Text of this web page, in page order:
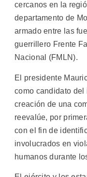
cercanos en la
departamento de
armado entre las
guerrillero Frente
Nacional (FMLN).
El presidente
como candidato
creación de una
reevalúe, por
con el fin de
involucrados en
humanos durante